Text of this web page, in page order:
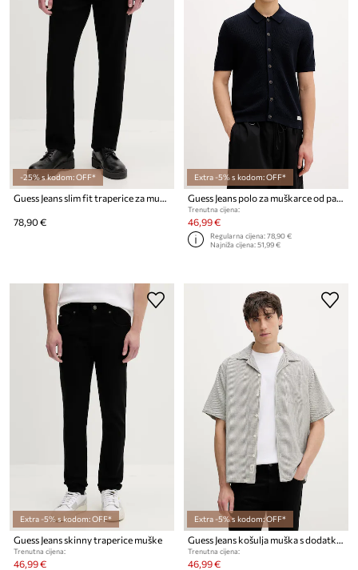
-25% s kodom: OFF*
78,90 €
Extra -5% s kodom: OFF*
Trenutna cijena:
46,99 €
Regularna cijena:78,90 €
Najniža cijena:51,99 €
Extra -5% s kodom: OFF*
Guess Jeans skinny traperice muške
Trenutna cijena:
46,99 €
Extra -5% s kodom: OFF*
Guess Jeans košulja muška s dodatkom lana
Trenutna cijena:
46,99 €